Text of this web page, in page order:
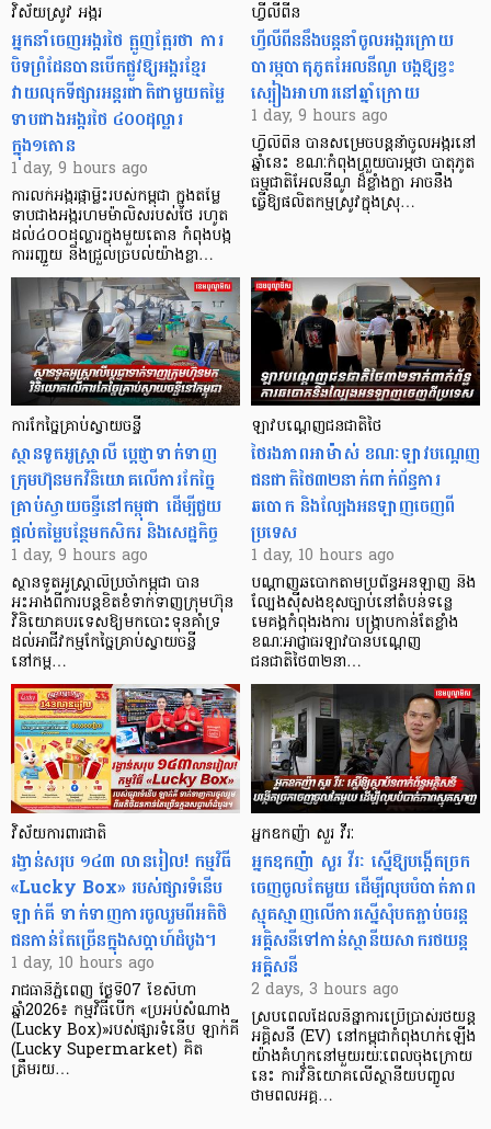
វិស័យស្រូវ អង្ករ
អ្នកនាំចេញអង្ករថៃ ត្អូញត្អែរថា ការ
បិទព្រំដែនបានបើកផ្លូវឱ្យអង្ករខ្មែរ
វាយលុកទីផ្សារអន្តរជាតិជាមួយតម្លៃ
ទាបជាងអង្ករថៃ ៤០០ដុល្លារ
ក្នុង១តោន
1 day, 9 hours ago
ការលក់អង្ករផ្កាម្លិះរបស់កម្ពុជា ក្នុងតម្លៃ
ទាបជាងអង្ករហមម៉ាលិសរបស់ថៃ រហូត
ដល់៤០០ដុល្លារក្នុងមួយតោន កំពុងបង្ក
ការរញ្ជួយ និងជ្រួលច្របល់យ៉ាងខ្លា…
ហ្វីលីពីន
ហ្វីលីពីននឹងបន្តនាំចូលអង្ករក្រោយ
បារម្ភបាតុភូតអែលនីណូ បង្កឱ្យខ្វះ
ស្បៀងអាហារនៅឆ្នាំក្រោយ
1 day, 9 hours ago
ហ្វីលីពីន បាន​សម្រេចបន្តនាំចូលអង្ករនៅ
ឆ្នាំនេះ ខណៈកំពុងព្រួយបារម្ភថា បាតុភូត
ធម្មជាតិអែលនីណូ ដ៏ខ្លាំងក្លា​ អាចនឹង
ធ្វើឱ្យផលិតកម្មស្រូវក្នុងស្រុ…
ការកែច្នៃគ្រាប់ស្វាយចន្ទី
ស្ថានទូតអូស្ត្រាលី ប្តេជ្ញាទាក់ទាញ
ក្រុមហ៊ុនមក​វិនិយោគលើការកែច្នៃ
គ្រាប់ស្វាយចន្ទីនៅកម្ពុជា ដើម្បីជួយ
ផ្តល់តម្លៃបន្ថែមកសិករ និងសេដ្ឋកិច្ច
1 day, 9 hours ago
ស្ថានទូតអូស្ត្រាលីប្រចាំកម្ពុជា បាន
អះអាងពីការបន្តខិតខំទាក់ទាញក្រុមហ៊ុន
វិនិយោគបរទេសឱ្យមកបោះទុនគាំទ្រ
ដល់អាជីវកម្មកែច្នៃគ្រាប់ស្វាយចន្ទី
នៅកម្ព…
ឡាវបណ្តេញជនជាតិថៃ
ថៃរងភាពអាម៉ាស់ ខណៈឡាវបណ្តេញ
ជនជាតិថៃ៣២នាក់ពាក់ព័ន្ធការ
ឆបោក និងល្បែងអនឡាញចេញពី
ប្រទេស
1 day, 10 hours ago
បណ្តាញឆបោកតាមប្រព័ន្ធអនឡាញ និង
ល្បែងស៊ីសងខុសច្បាប់នៅតំបន់ទន្លេ
មេគង្គកំពុងរងការ បង្ក្រាប​កាន់តែខ្លាំង
ខណៈអាជ្ញាធរឡាវបានបណ្តេញ
ជនជាតិថៃ៣២នា…
វិស័យការពារជាតិ
រង្វាន់សរុប ១៤៣ លានរៀល! កម្មវិធី
«Lucky Box» របស់ផ្សារទំនើប
ឡាក់គី ទាក់ទាញការចូលរួមពីអតិថិ
ជនកាន់តែច្រើនក្នុងសប្តាហ៍ដំបូង។
1 day, 10 hours ago
រាជធានីភ្នំពេញ ថ្ងៃទី07 ខែសីហា
ឆ្នាំ2026៖ កម្មវិធីបើក «ប្រអប់សំណាង
(Lucky Box)»របស់ផ្សារទំនើប ឡាក់គី
(Lucky Supermarket) គិត
ត្រឹមរយ…
អ្នកឧកញ៉ា សួរ វីរៈ
អ្នកឧកញ៉ា សួរ វីរៈ ស្នើឱ្យបង្កើតច្រក
ចេញចូលតែមួយ ដើម្បីលុបបំបាត់ភាព
ស្មុគស្មាញលើការស្នើសុំបតភ្ជាប់ចរន្ត
អគ្គិសនីទៅកាន់ស្ថានីយសាករថយន្ត
អគ្គិសនី
2 days, 3 hours ago
ស្របពេលដែលនិន្នាការប្រើប្រាស់រថយន្ត
អគ្គិសនី (EV) នៅកម្ពុជាកំពុងហក់ឡើង
យ៉ាងគំហុកនៅមួយរយៈពេលចុងក្រោយ
នេះ ការវិនិយោគលើស្ថានីយបញ្ចូល
ថាមពលអគ្គ…